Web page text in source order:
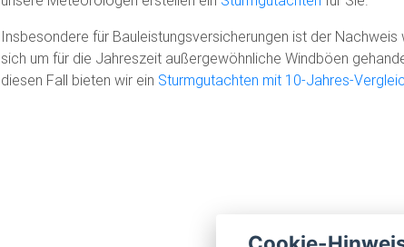
Insbesondere für Bauleistungsversicherungen ist der Nachweis
sich um für die Jahreszeit außergewöhnliche Windböen
diesen Fall bieten wir ein Sturmgutachten mit 10-Jahres-